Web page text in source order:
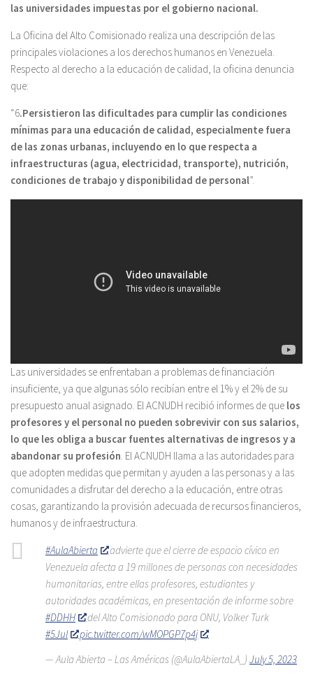
las universidades impuestas por el gobierno nacional.
La Oficina del Alto Comisionado realiza una descripción de las
principales violaciones a los derechos humanos en Venezuela.
Respecto al derecho a la educación de calidad, la oficina denuncia
que:
“6.Persistieron las dificultades para cumplir las condiciones
mínimas para una educación de calidad, especialmente fuera
de las zonas urbanas, incluyendo en lo que respecta a
infraestructuras (agua, electricidad, transporte), nutrición,
condiciones de trabajo y disponibilidad de personal”.
Las universidades se enfrentaban a problemas de financiación
insuficiente, ya que algunas sólo recibían entre el 1% y el 2% de su
presupuesto anual asignado. El ACNUDH recibió informes de que los
profesores y el personal no pueden sobrevivir con sus salarios,
lo que les obliga a buscar fuentes alternativas de ingresos y a
abandonar su profesión. El ACNUDH llama a las autoridades para
que adopten medidas que permitan y ayuden a las personas y a las
comunidades a disfrutar del derecho a la educación, entre otras
cosas, garantizando la provisión adecuada de recursos financieros,
humanos y de infraestructura.
#AulaAbierta
advierte que el cierre de espacio cívico en
Venezuela afecta a 19 millones de personas con necesidades
humanitarias, entre ellas profesores, estudiantes y
autoridades académicas, en presentación de informe sobre
#DDHH
del Alto Comisionado para ONU, Volker Turk
#5Jul
pic.twitter.com/wMOPGP7p4j
— Aula Abierta – Las Américas (@AulaAbiertaLA_) July 5, 2023